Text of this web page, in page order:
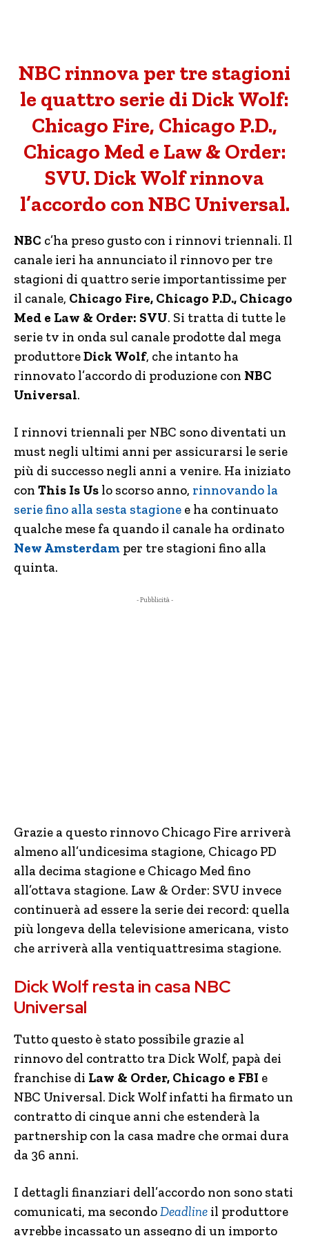
NBC rinnova per tre stagioni
le quattro serie di Dick Wolf:
Chicago Fire, Chicago P.D.,
Chicago Med e Law & Order:
SVU. Dick Wolf rinnova
l’accordo con NBC Universal.
NBC c’ha preso gusto con i rinnovi triennali. Il
canale ieri ha annunciato il rinnovo per tre
stagioni di quattro serie importantissime per
il canale, Chicago Fire, Chicago P.D., Chicago
Med e Law & Order: SVU. Si tratta di tutte le
serie tv in onda sul canale prodotte dal mega
produttoreDick Wolf, che intanto ha
rinnovato l’accordo di produzione con NBC
Universal.
I rinnovi triennali per NBC sono diventati un
must negli ultimi anni per assicurarsi le serie
più di successo negli anni a venire. Ha iniziato
con This Is Us lo scorso anno, rinnovando la
serie fino alla sesta stagione e ha continuato
qualche mese fa quando il canale ha ordinato
New Amsterdam per tre stagioni fino alla
quinta.
- Pubblicità -
Grazie a questo rinnovo Chicago Fire arriverà
almeno all’undicesima stagione, Chicago PD
alla decima stagione e Chicago Med fino
all’ottava stagione. Law & Order: SVU invece
continuerà ad essere la serie dei record: quella
più longeva della televisione americana, visto
che arriverà alla ventiquattresima stagione.
Dick Wolf resta in casa NBC
Universal
Tutto questo è stato possibile grazie al
rinnovo del contratto tra Dick Wolf, papà dei
franchise di Law & Order, Chicago e FBI e
NBC Universal. Dick Wolf infatti ha firmato un
contratto di cinque anni che estenderà la
partnership con la casa madre che ormai dura
da 36 anni.
I dettagli finanziari dell’accordo non sono stati
comunicati, ma secondoDeadline il produttore
avrebbe incassato un assegno di un importo